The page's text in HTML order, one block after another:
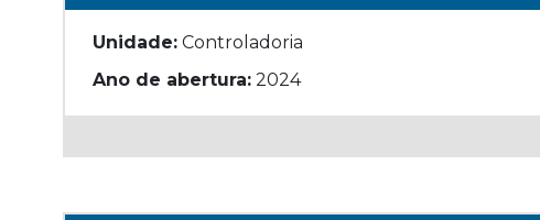
Unidade: Controladoria
Ano de abertura: 2024